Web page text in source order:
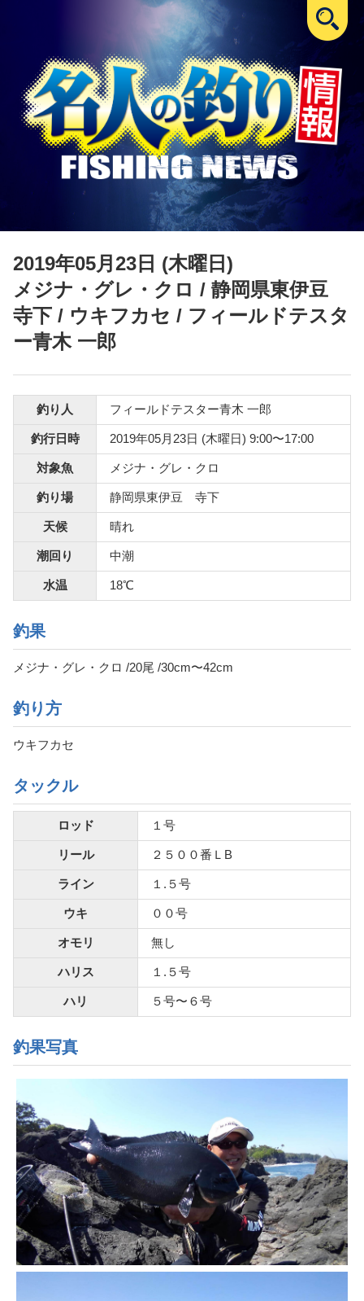
2019年05月23日 (木曜日)
メジナ・グレ・クロ / 静岡県東伊豆
寺下 / ウキフカセ / フィールドテスタ
ー青木 一郎
釣り人 フィールドテスター青木 一郎
釣行日時 2019年05月23日 (木曜日) 9:00〜17:00
対象魚 メジナ・グレ・クロ
釣り場 静岡県東伊豆 寺下
天候 晴れ
潮回り 中潮
水温 18℃
釣果
メジナ・グレ・クロ /20尾 /30cm〜42cm
釣り方
ウキフカセ
タックル
ロッド １号
リール ２５００番ＬB
ライン １.５号
ウキ ００号
オモリ 無し
ハリス １.５号
ハリ ５号〜６号
釣果写真